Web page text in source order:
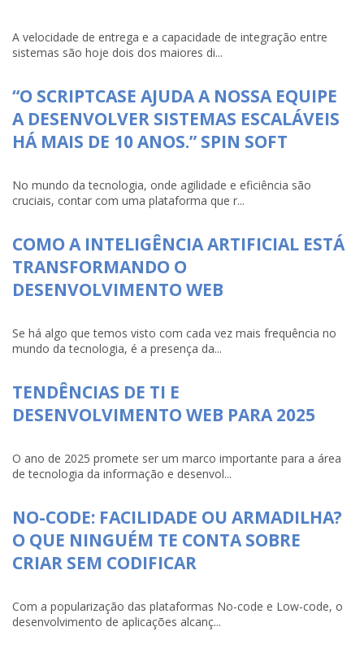
A velocidade de entrega e a capacidade de integração entre
sistemas são hoje dois dos maiores di...
“O SCRIPTCASE AJUDA A NOSSA EQUIPE
A DESENVOLVER SISTEMAS ESCALÁVEIS
HÁ MAIS DE 10 ANOS.” SPIN SOFT
No mundo da tecnologia, onde agilidade e eficiência são
cruciais, contar com uma plataforma que r...
COMO A INTELIGÊNCIA ARTIFICIAL ESTÁ
TRANSFORMANDO O
DESENVOLVIMENTO WEB
Se há algo que temos visto com cada vez mais frequência no
mundo da tecnologia, é a presença da...
TENDÊNCIAS DE TI E
DESENVOLVIMENTO WEB PARA 2025
O ano de 2025 promete ser um marco importante para a área
de tecnologia da informação e desenvol...
NO-CODE: FACILIDADE OU ARMADILHA?
O QUE NINGUÉM TE CONTA SOBRE
CRIAR SEM CODIFICAR
Com a popularização das plataformas No-code e Low-code, o
desenvolvimento de aplicações alcanç...